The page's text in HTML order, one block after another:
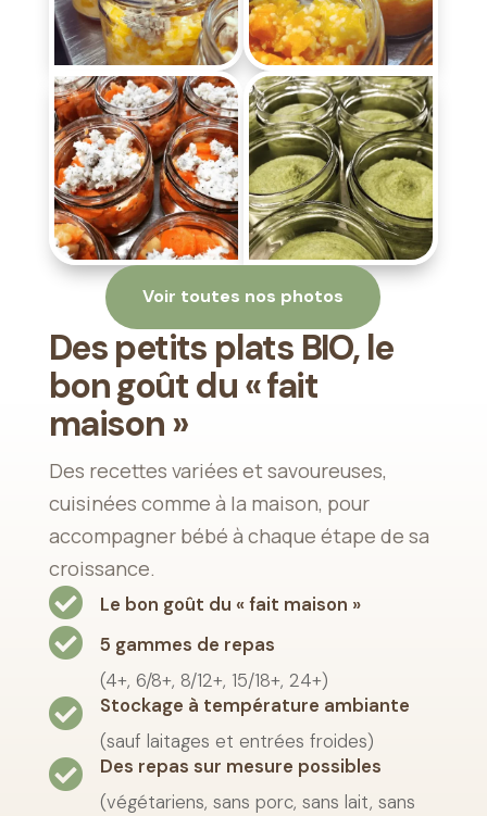
Voir toutes nos photos
Des petits plats BIO, le
bon goût du « fait
maison »
Des recettes variées et savoureuses,
cuisinées comme à la maison, pour
accompagner bébé à chaque étape de sa
croissance.
 Le bon goût du « fait maison »

5 gammes de repas
(4+, 6/8+, 8/12+, 15/18+, 24+)

Stockage à température ambiante
(sauf laitages et entrées froides)

Des repas sur mesure possibles
(végétariens, sans porc, sans lait, sans